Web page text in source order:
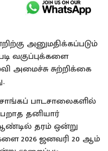
அனுமதிக்கப்படும்
வகுப்புக்களை
அமைச்சு சுற்றிக்கை
பாடசாலைகளில்
தனியார்
தரம் ஒன்று
2026 ஜனவரி 20 ஆம்